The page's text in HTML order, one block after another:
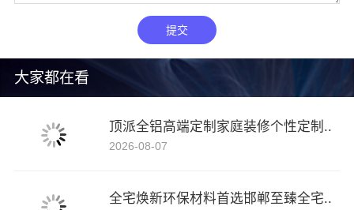
大家都在看
顶派全铝高端定制家庭装修个性定制..
2026-08-07
全宅焕新环保材料首选邯郸至臻全宅..
提交